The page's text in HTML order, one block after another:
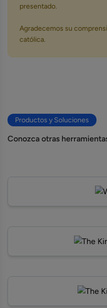
presentado.
Agradecemos su
católica.
Productos y Soluciones
Conozca otras